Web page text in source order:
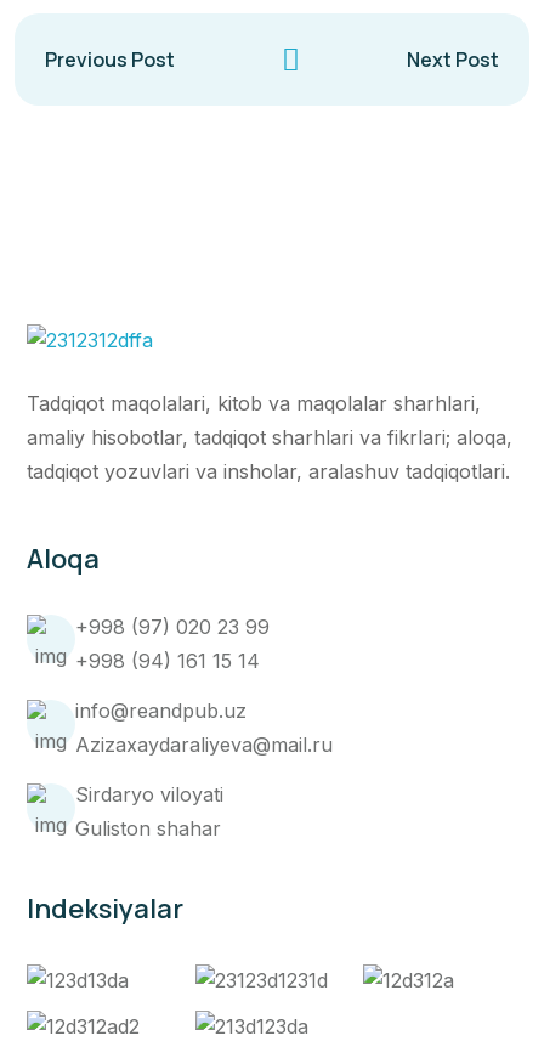
Previous Post Next Post
Tadqiqot maqolalari, kitob va maqolalar sharhlari,
amaliy hisobotlar, tadqiqot sharhlari va fikrlari; aloqa,
tadqiqot yozuvlari va insholar, aralashuv tadqiqotlari.
Aloqa
+998 (97) 020 23 99
+998 (94) 161 15 14
info@reandpub.uz
Azizaxaydaraliyeva@mail.ru
Sirdaryo viloyati
Guliston shahar
Indeksiyalar